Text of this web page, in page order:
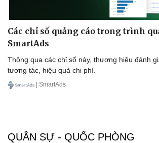
Các chỉ số quảng cáo trong trình
SmartAds
Thông qua các chỉ số này, thương hiệu đánh
tương tác, hiệu quả chi phí.
| SmartAds
QUÂN SỰ - QUỐC PHÒNG